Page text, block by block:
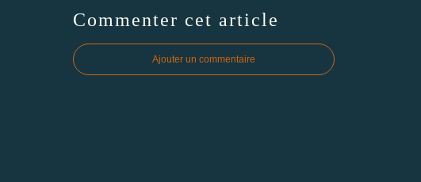
Commenter cet article
Ajouter un commentaire